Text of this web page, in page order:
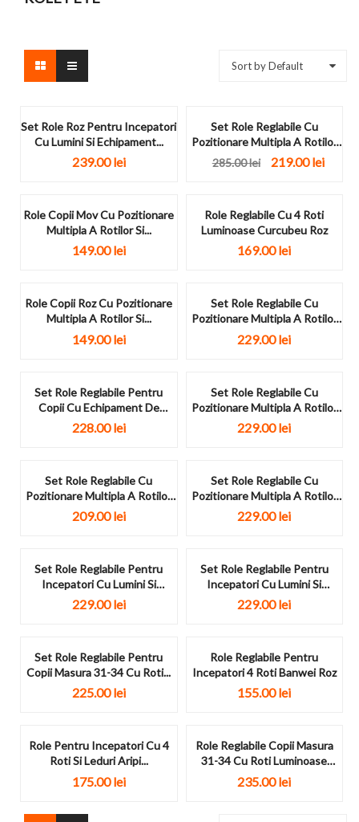
Sort by Default
Set Role Roz Pentru Incepatori
Cu Lumini Si Echipament...
239.00lei
Set Role Reglabile Cu
Pozitionare Multipla A Rotilor
Banwei...
285.00lei 219.00lei
Role Copii Mov Cu Pozitionare
Multipla A Rotilor Si...
149.00lei
Role Reglabile Cu 4 Roti
Luminoase Curcubeu Roz
169.00lei
Role Copii Roz Cu Pozitionare
Multipla A Rotilor Si...
149.00lei
Set Role Reglabile Cu
Pozitionare Multipla A Rotilor
Bear...
229.00lei
Set Role Reglabile Pentru
Copii Cu Echipament De
Protectie...
228.00lei
Set Role Reglabile Cu
Pozitionare Multipla A Rotilor
Bear...
229.00lei
Set Role Reglabile Cu
Pozitionare Multipla A Rotilor
Panda...
209.00lei
Set Role Reglabile Cu
Pozitionare Multipla A Rotilor
Bear...
229.00lei
Set Role Reglabile Pentru
Incepatori Cu Lumini Si
Echipament...
229.00lei
Set Role Reglabile Pentru
Incepatori Cu Lumini Si
Echipament...
229.00lei
Set Role Reglabile Pentru
Copii Masura 31-34 Cu Roti...
225.00lei
Role Reglabile Pentru
Incepatori 4 Roti Banwei Roz
155.00lei
Role Pentru Incepatori Cu 4
Roti Si Leduri Aripi...
175.00lei
Role Reglabile Copii Masura
31-34 Cu Roti Luminoase
Banwei...
235.00lei